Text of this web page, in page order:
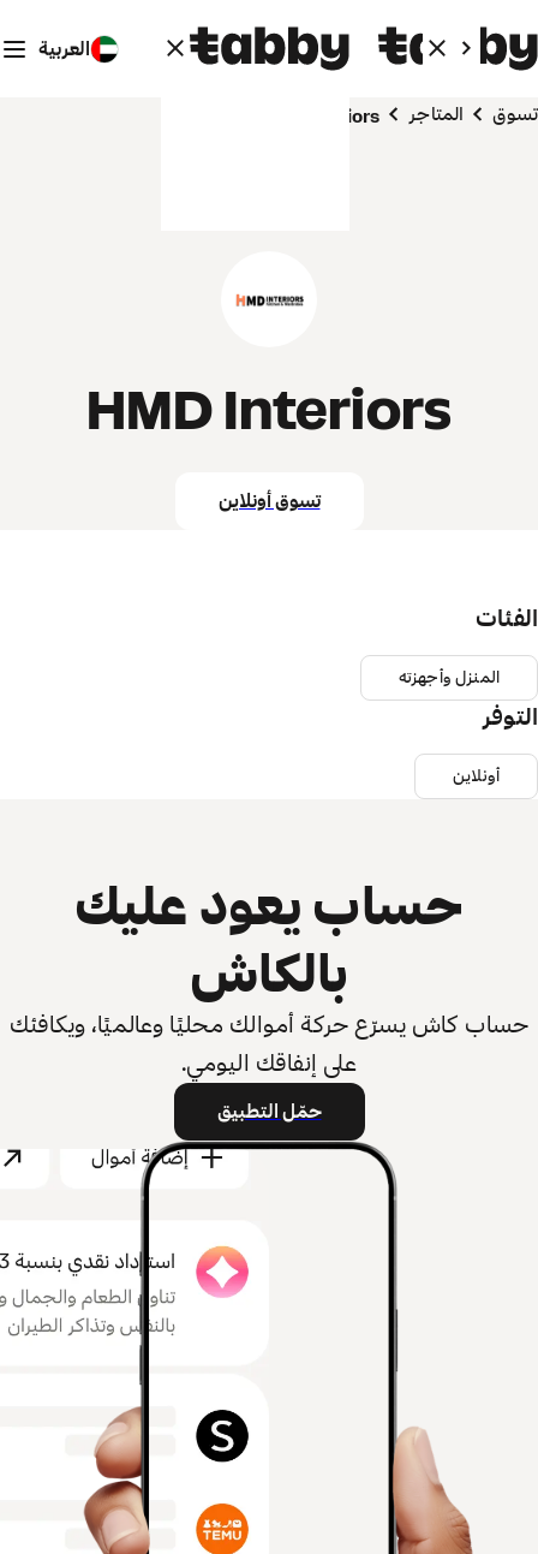
العربية
تسوق المتاجر HMD Interiors
HMD Interiors
تسوق أونلاين
الفئات
المنزل وأجهزته
التوفر
أونلاين
حساب يعود عليك
بالكاش
حساب كاش يسرّع حركة أموالك محليًا وعالميًا، ويكافئك
على إنفاقك اليومي.
حمّل التطبيق